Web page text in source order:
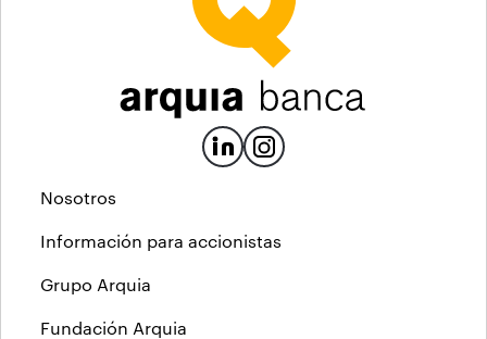
Nosotros
Información para accionistas
Grupo Arquia
Fundación Arquia